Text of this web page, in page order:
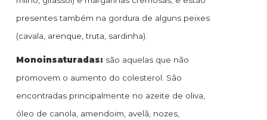
presentes também na gordura de alguns peixes
(cavala, arenque, truta, sardinha).
Monoinsaturadas: são aquelas que não
promovem o aumento do colesterol. São
encontradas principalmente no azeite de oliva,
óleo de canola, amendoim, avelã, nozes,